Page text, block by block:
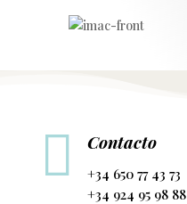
 Contacto
+34 650 77 43 73
+34 924 95 98 88